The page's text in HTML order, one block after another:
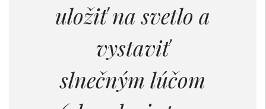
uložiť na svetlo a
vystaviť
slnečným lúčom